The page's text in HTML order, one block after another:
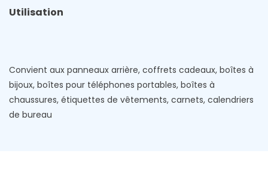
Utilisation
Convient aux panneaux arrière, coffrets cadeaux, boîtes à
bijoux, boîtes pour téléphones portables, boîtes à
chaussures, étiquettes de vêtements, carnets, calendriers
de bureau